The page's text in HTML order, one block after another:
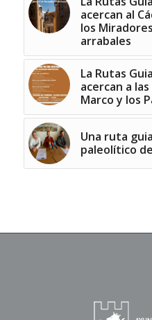
acercan al
los
arrabales
La Rutas
acercan a
Marco y los
Una ruta
paleolítico